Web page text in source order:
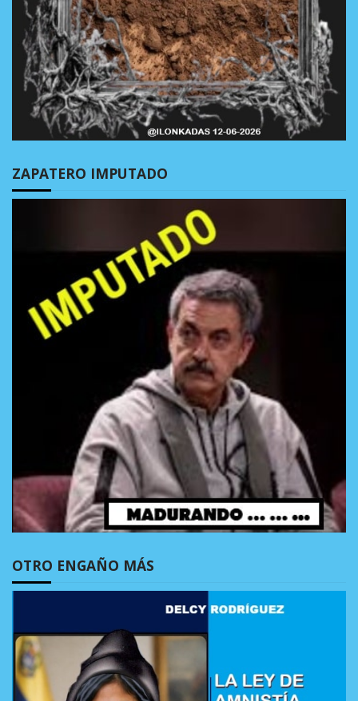
ZAPATERO IMPUTADO
OTRO ENGAÑO MÁS